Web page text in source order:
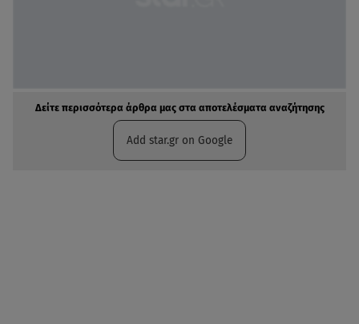
Δείτε περισσότερα άρθρα μας στα αποτελέσματα αναζήτησης
Add star.gr on Google